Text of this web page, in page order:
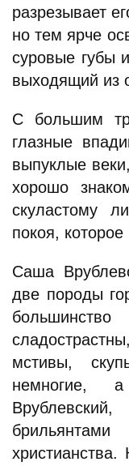
разрезывает
но тем ярче
суровые губы
выходящий из
С большим
глазные
выпуклые
хорошо
скуластому
покоя,
Саша
две породы
мстивы,
немногие,